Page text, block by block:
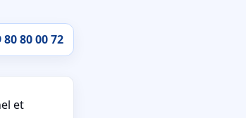
80 80 00 72
et